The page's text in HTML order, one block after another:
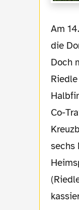
Am 14. März fand nun das Rückspiel im UEFA-Cup statt. Vor 35.400 Zuschauern gingen
die
Doch
Co-
sechs